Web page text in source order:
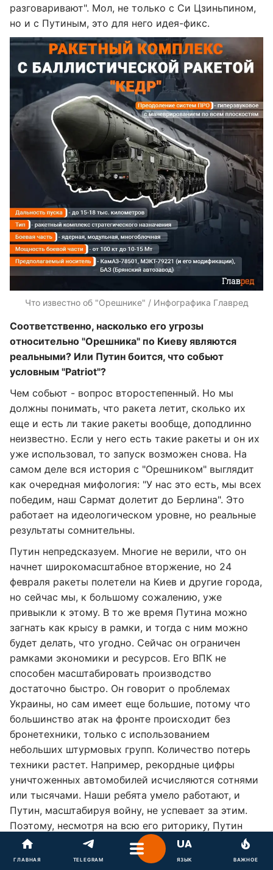
разговаривают". Мол, не только с Си Цзиньпином,
но и с Путиным, это для него идея-фикс.
Что известно об "Орешнике" / Инфографика Главред
Соответственно, насколько его угрозы
относительно "Орешника" по Киеву являются
реальными? Или Путин боится, что собьют
условным "Patriot"?
Чем собьют - вопрос второстепенный. Но мы
должны понимать, что ракета летит, сколько их
еще и есть ли такие ракеты вообще, доподлинно
неизвестно. Если у него есть такие ракеты и он их
уже использовал, то запуск возможен снова. На
самом деле вся история с "Орешником" выглядит
как очередная мифология: "У нас это есть, мы всех
победим, наш Сармат долетит до Берлина". Это
работает на идеологическом уровне, но реальные
результаты сомнительны.
Путин непредсказуем. Многие не верили, что он
начнет широкомасштабное вторжение, но 24
февраля ракеты полетели на Киев и другие города,
но сейчас мы, к большому сожалению, уже
привыкли к этому. В то же время Путина можно
загнать как крысу в рамки, и тогда с ним можно
будет делать, что угодно. Сейчас он ограничен
рамками экономики и ресурсов. Его ВПК не
способен масштабировать производство
достаточно быстро. Он говорит о проблемах
Украины, но сам имеет еще большие, потому что
большинство атак на фронте происходит без
бронетехники, только с использованием
небольших штурмовых групп. Количество потерь
техники растет. Например, рекордные цифры
уничтоженных автомобилей исчисляются сотнями
или тысячами. Наши ребята умело работают, и
Путин, масштабируя войну, не успевает за этим.
Поэтому, несмотря на всю его риторику, Путин
сталкивается с серьезными проблемами, и даже
помощь со стороны Северной Кореи не решит его
ГЛАВНАЯ TELEGRAM ЯЗЫК ВАЖНОЕ